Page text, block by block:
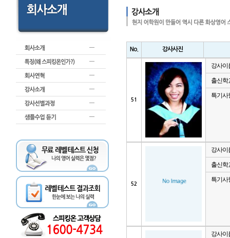
No. 강사사진
51
강사이
출신학
특기사
52
강사이
출신학
특기사
강사이